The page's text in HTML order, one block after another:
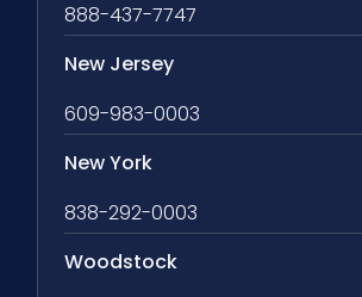
888-437-7747
New Jersey
609-983-0003
New York
838-292-0003
Woodstock